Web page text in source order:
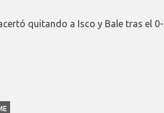
quitando a Isco y Bale tras el 0-